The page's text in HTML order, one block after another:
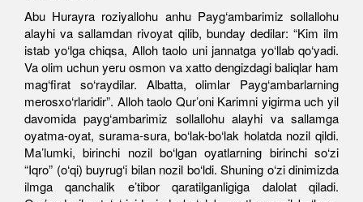
Abu Hurayra roziyallohu anhu Payg‘ambarimiz sollallohu
alayhi va sallamdan rivoyat qilib, bunday dedilar: “Kim ilm
istab yo‘lga chiqsa, Alloh taolo uni jannatga yo‘llab qo‘yadi.
Va olim uchun yeru osmon va xatto dengizdagi baliqlar ham
mag‘firat so‘raydilar. Albatta, olimlar Payg‘ambarlarning
merosxo‘rlaridir”. Alloh taolo Qur’oni Karimni yigirma uch yil
davomida payg‘ambarimiz sollallohu alayhi va sallamga
oyatma-oyat, surama-sura, bo‘lak-bo‘lak holatda nozil qildi.
Ma’lumki, birinchi nozil bo‘lgan oyatlarning birinchi so‘zi
“Iqro” (o‘qi) buyrug‘i bilan nozil bo‘ldi. Shuning o‘zi dinimizda
ilmga qanchalik e’tibor qaratilganligiga dalolat qiladi.